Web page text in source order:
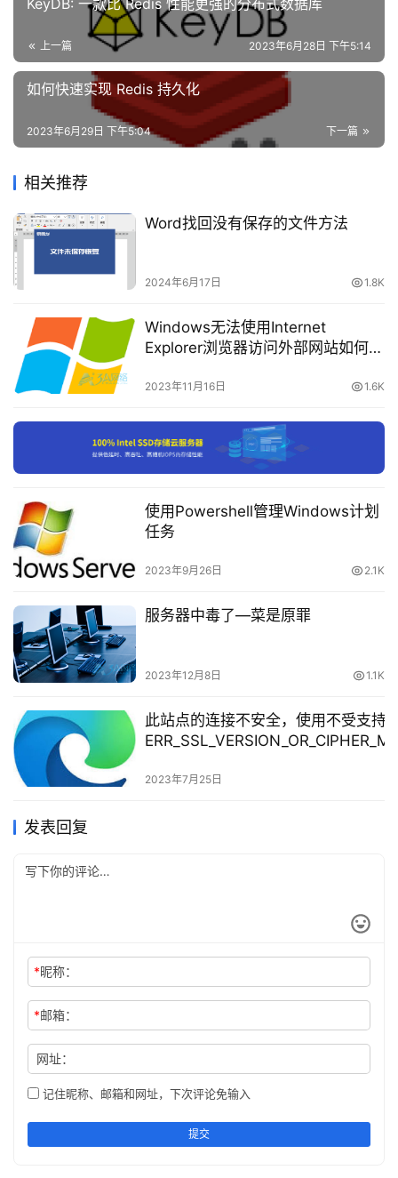
安
网
站
设
域
名
与
源
下
载
内
容
-
会
员
单
登录 注册
单击鼠标右键，选择  “新用户”：
选择新建用户，单击鼠标右键，选择 “属性”：
接下来授予远程登陆权限：
组即可。
文章来源：https://www.cnaaa.net，转载请注明出处：
https://www.cnaaa.net/archives/9097
上一篇 2023年6月28日 下午5:14
如何快速实现 Redis 持久化
下一篇
2023年6月29日 下午5:04
相关推荐
Word找回没有保存的文件方法
2024年6月17日 1.8K
Windows无法使用Internet
Explorer浏览器访问外部网站如何处
2023年11月16日 1.6K
使用Powershell管理Windows计划
任务
2023年9月26日 2.1K
服务器中毒了—菜是原罪
2023年12月8日 1.1K
此站点的连接不安全，使用不受支持
议版本或密码套件。）
2023年7月25日
发表回复
*昵称：
*邮箱：
网址：
记住昵称、邮箱和网址，下次评论免输入
提交